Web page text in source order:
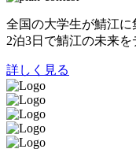
全国の大学生が鯖江に
2泊3日で鯖江の未来を
詳しく見る